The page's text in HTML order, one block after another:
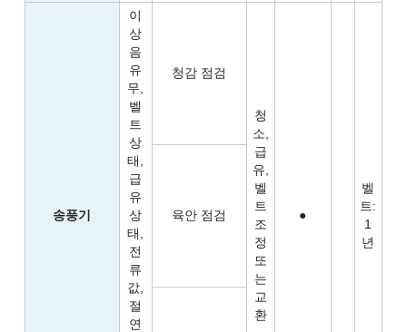
송풍기
이
상
음
유
무,
벨
트
상
태,
급
유
상
태,
전
류
값,
절
연
청감 점검
청
소,
급
유,
벨
트
조
정
또
는
교
환
●
벨
트:
1
년
육안 점검